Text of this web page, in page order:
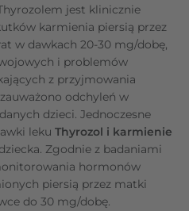
jest klinicznie
karmienia piersią przez
w dawkach 20-30 mg/dobę,
i problemów
z przyjmowania
odchyleń w
dzieci. Jednoczesne
leku Thyrozol i karmienie
Zgodnie z badaniami
hormonów
piersią przez matki
do 30 mg/dobę.